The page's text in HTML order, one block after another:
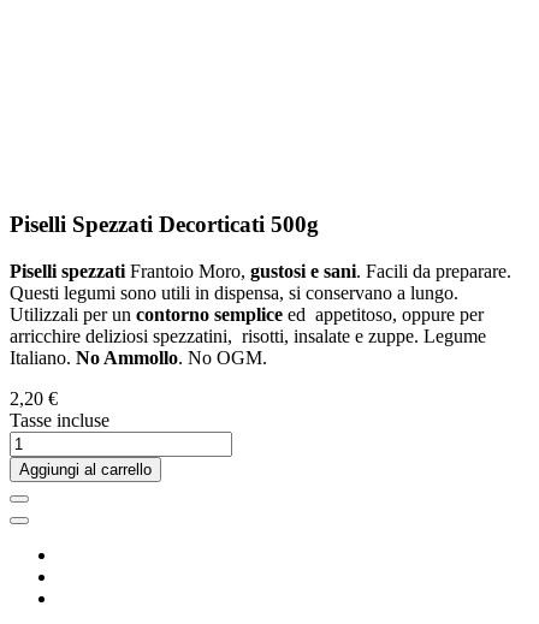
Piselli Spezzati Decorticati 500g
Piselli spezzati Frantoio Moro, gustosi e sani. Facili da preparare.
Questi legumi sono utili in dispensa, si conservano a lungo.
Utilizzali per un contorno semplice ed appetitoso, oppure per
arricchire deliziosi spezzatini, risotti, insalate e zuppe. Legume
Italiano. No Ammollo. No OGM.
2,20 €
Tasse incluse
Aggiungi al carrello